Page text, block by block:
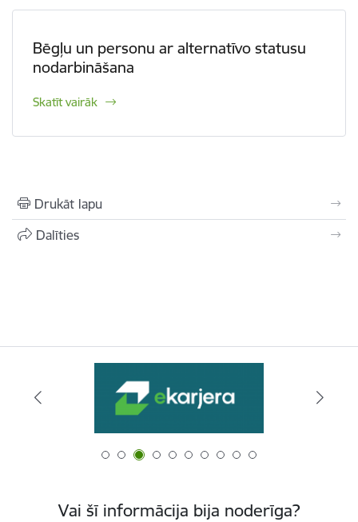
Bēgļu un personu ar alternatīvo statusu
nodarbināšana
Skatīt vairāk
Drukāt lapu
Dalīties
Vai šī informācija bija noderīga?